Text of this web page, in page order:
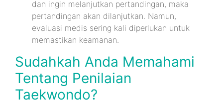
dan ingin melanjutkan pertandingan, maka
pertandingan akan dilanjutkan. Namun,
evaluasi medis sering kali diperlukan untuk
memastikan keamanan.
Sudahkah Anda Memahami
Tentang Penilaian
Taekwondo?